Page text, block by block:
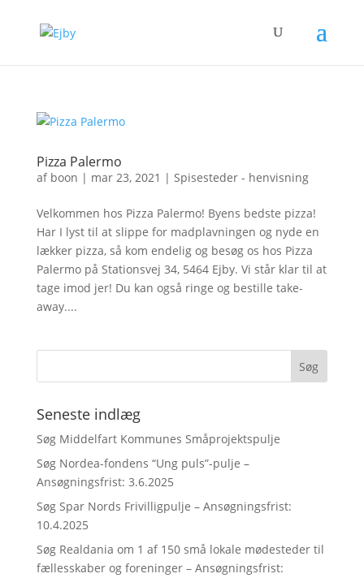
Pizza Palermo
af boon | mar 23, 2021 | Spisesteder - henvisning
Velkommen hos Pizza Palermo! Byens bedste pizza!
Har I lyst til at slippe for madplavningen og nyde en
lækker pizza, så kom endelig og besøg os hos Pizza
Palermo på Stationsvej 34, 5464 Ejby. Vi står klar til at
tage imod jer! Du kan også ringe og bestille take-
away....
Seneste indlæg
Søg Middelfart Kommunes Småprojektspulje
Søg Nordea-fondens “Ung puls”-pulje –
Ansøgningsfrist: 3.6.2025
Søg Spar Nords Frivilligpulje – Ansøgningsfrist:
10.4.2025
Søg Realdania om 1 af 150 små lokale mødesteder til
fællesskaber og foreninger – Ansøgningsfrist: